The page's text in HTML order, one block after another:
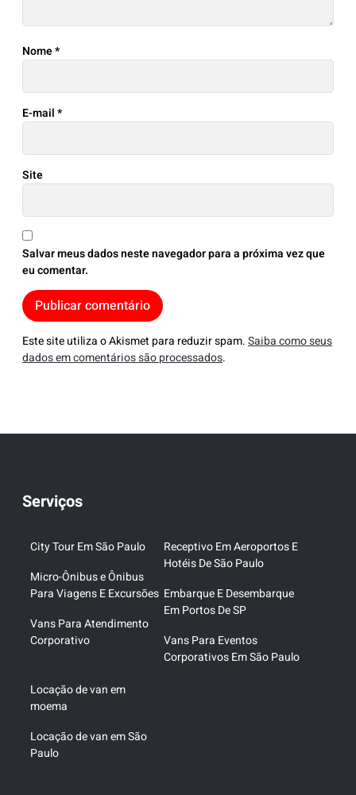
Nome*
E-mail*
Site
Salvar meus dados neste navegador para a próxima vez que
eu comentar.
Este site utiliza o Akismet para reduzir spam.Saiba como seus
dados em comentários são processados.
Serviços
City Tour Em São Paulo
Micro-Ônibus e Ônibus
Para Viagens E Excursões
Vans Para Atendimento
Corporativo
Receptivo Em Aeroportos E
Hotéis De São Paulo
Embarque E Desembarque
Em Portos De SP
Vans Para Eventos
Corporativos Em São Paulo
Locação de van em
moema
Locação de van em São
Paulo